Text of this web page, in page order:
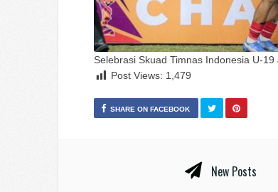
Selebrasi Skuad Timnas Indonesia U-
Post Views: 1,479
SHARE ON FACEBOOK
New Posts